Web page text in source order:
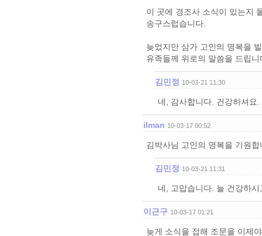
이 곳에 경조사 소식이 있는지
송구스럽습니다.
늦었지만 삼가 고인의 명복을
유족들께 위로의 말씀을 드립니
김민정 10-03-21 11:30
네, 감사합니다. 건강하셔요.
ilman 10-03-17 00:52
김박사님 고인의 명복을 기원
김민정 10-03-21 11:31
네, 고맙습니다. 늘 건강하
이근구 10-03-17 01:21
늦게 소식을 접해 조문을 이제